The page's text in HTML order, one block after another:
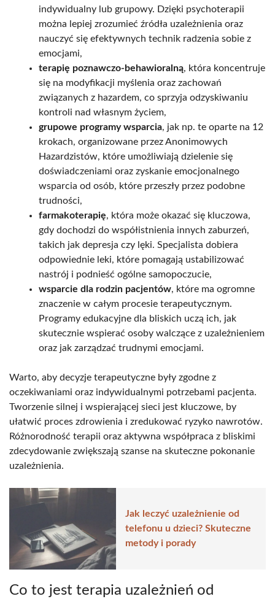
indywidualny lub grupowy. Dzięki psychoterapii
można lepiej zrozumieć źródła uzależnienia oraz
nauczyć się efektywnych technik radzenia sobie z
emocjami,
terapię poznawczo-behawioralną, która koncentruje
się na modyfikacji myślenia oraz zachowań
związanych z hazardem, co sprzyja odzyskiwaniu
kontroli nad własnym życiem,
grupowe programy wsparcia, jak np. te oparte na 12
krokach, organizowane przez Anonimowych
Hazardzistów, które umożliwiają dzielenie się
doświadczeniami oraz zyskanie emocjonalnego
wsparcia od osób, które przeszły przez podobne
trudności,
farmakoterapię, która może okazać się kluczowa,
gdy dochodzi do współistnienia innych zaburzeń,
takich jak depresja czy lęki. Specjalista dobiera
odpowiednie leki, które pomagają ustabilizować
nastrój i podnieść ogólne samopoczucie,
wsparcie dla rodzin pacjentów, które ma ogromne
znaczenie w całym procesie terapeutycznym.
Programy edukacyjne dla bliskich uczą ich, jak
skutecznie wspierać osoby walczące z uzależnieniem
oraz jak zarządzać trudnymi emocjami.
Warto, aby decyzje terapeutyczne były zgodne z
oczekiwaniami oraz indywidualnymi potrzebami pacjenta.
Tworzenie silnej i wspierającej sieci jest kluczowe, by
ułatwić proces zdrowienia i zredukować ryzyko nawrotów.
Różnorodność terapii oraz aktywna współpraca z bliskimi
zdecydowanie zwiększają szanse na skuteczne pokonanie
uzależnienia.
Jak leczyć uzależnienie od
telefonu u dzieci? Skuteczne
metody i porady
Co to jest terapia uzależnień od